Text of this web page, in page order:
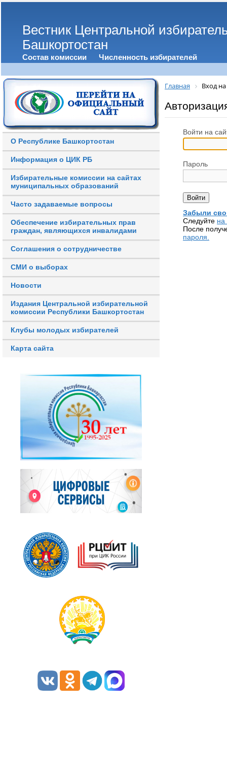
Вестник Центральной
Башкортостан
Состав комиссии Численность избирателей
О Республике Башкортостан
Информация о ЦИК РБ
Избирательные комиссии на сайтах
муниципальных образований
Часто задаваемые вопросы
Обеспечение избирательных прав
граждан, являющихся инвалидами
Соглашения о сотрудничестве
СМИ о выборах
Новости
Издания Центральной избирательной
комиссии Республики Башкортостан
Клубы молодых избирателей
Карта сайта
Главная Вход на
Войти на
Пароль
Забыли
Следуйте на
После
пароля.